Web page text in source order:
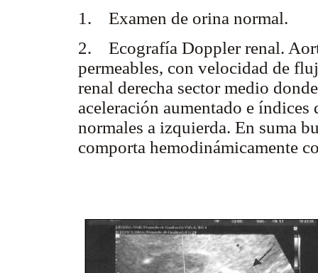
1. Examen de orina normal.
2. Ecografía Doppler renal.
permeables, con velocidad de
renal derecha sector medio
aceleración aumentado e
normales a izquierda. En suma
comporta hemodinámicamente